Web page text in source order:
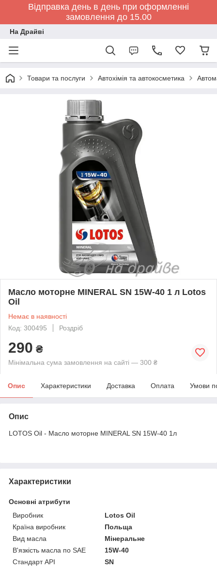
Відправка день в день при оформленні
замовлення до 15.00
На Драйві
Товари та послуги Автохімія та автокосметика
Масло моторне MINERAL SN 15W-40 1 л Lotos
Oil
Немає в наявності
Код: 300495
Роздріб
290 ₴
Мінімальна сума замовлення на сайті — 300 ₴
Опис Характеристики Доставка Оплата Умови
Опис
LOTOS Oil - Масло моторне MINERAL SN 15W-40 1л
Характеристики
Основні атрибути
Виробник
Lotos Oil
Країна виробник
Польща
Вид масла
Мінеральне
В'язкість масла по SAE
15W-40
Стандарт API
SN